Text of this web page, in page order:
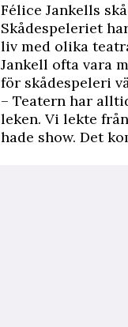
Félice Jankells
Skådespeleriet
liv med olika
Jankell ofta vara
för skådespeleri
– Teatern har
leken. Vi lekte
hade show. Det